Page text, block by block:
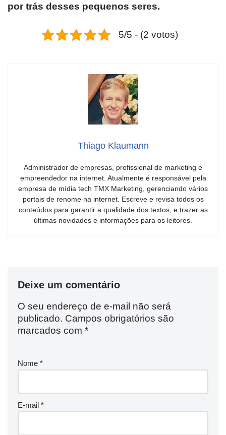
por trás desses pequenos seres.
5/5 - (2 votos)
Thiago Klaumann
Administrador de empresas, profissional de marketing e
empreendedor na internet. Atualmente é responsável pela
empresa de mídia tech TMX Marketing, gerenciando vários
portais de renome na internet. Escreve e revisa todos os
conteúdos para garantir a qualidade dos textos, e trazer as
últimas novidades e informações para os leitores.
Deixe um comentário
O seu endereço de e-mail não será
publicado. Campos obrigatórios são
marcados com *
Nome *
E-mail *